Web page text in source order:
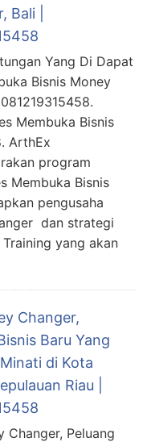
Bali |
Yang Di Dapat
Bisnis Money
Membuka Bisnis
ArthEx
program
Membuka Bisnis
pengusaha
dan strategi
yang akan
Changer,
Baru Yang
di Kota
Riau |
Changer, Peluang